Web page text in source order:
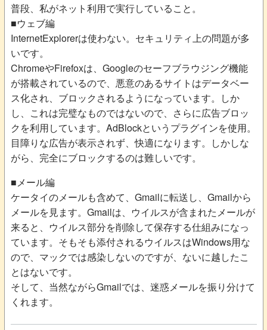
普段、私がネット利用で実行していること。
■ウェブ編
InternetExplorerは使わない。セキュリティ上の問題が多
いです。
ChromeやFirefoxは、Googleのセーフブラウジング機能
が搭載されているので、悪意のあるサイトはデータベー
ス化され、ブロックされるようになっています。しか
し、これは完璧なものではないので、さらに広告ブロッ
クを利用しています。AdBlockというプラグインを使用。
目障りな広告が表示されず、快適になります。しかしな
がら、完全にブロックするのは難しいです。
■メール編
ケータイのメールも含めて、Gmailに転送し、Gmailから
メールを見ます。Gmailは、ウイルスが含まれたメールが
来ると、ウイルス部分を削除して保存する仕組みになっ
ています。そもそも添付されるウイルスはWindows用な
ので、マックでは感染しないのですが、ないに越したこ
とはないです。
そして、当然ながらGmailでは、迷惑メールを振り分けて
くれます。